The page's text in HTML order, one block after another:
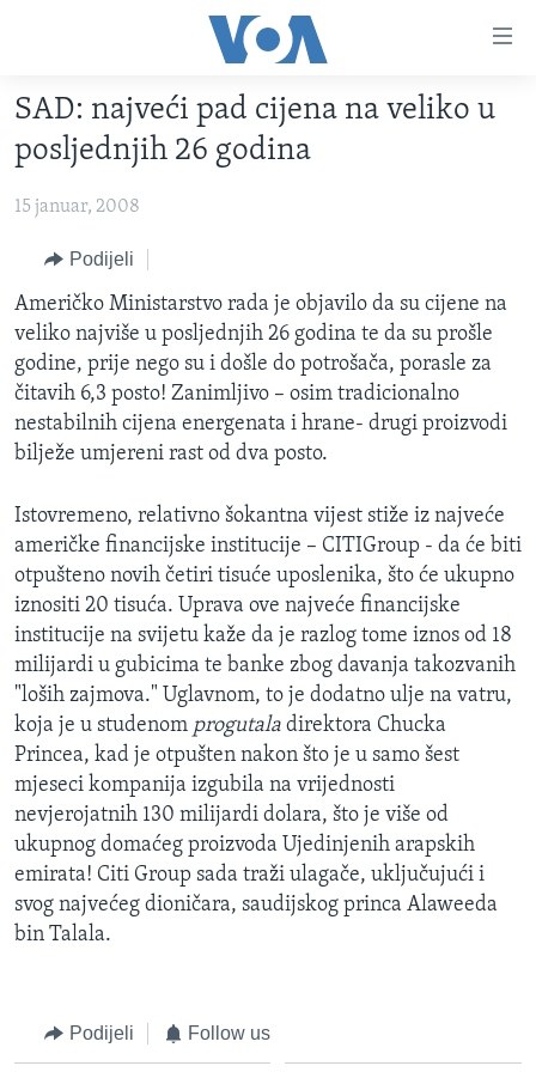
glavni
sadržaj
Pređi
na
navigaciju
Idi
na
pretragu
TV PROGRAM
VIDEO
FOTOGRAFIJE DANA
VIJESTI
SJEDINJENE AMERIČKE DRŽAVE
BOSNA I HERCEGOVINA
SVIJET
NAUKA I TEHNOLOGIJA
SPECIJALNI PROJEKTI
KORUPCIJA
SLOBODA MEDIJA
ŽENSKA STRANA
IZBJEGLIČKA STRANA
MAGAZIN
O GLASU AMERIKE
Learning English
PRATITE NAS
Jezici
SAD: najveći pad cijena na veliko u
posljednjih 26 godina
15 januar, 2008
Podijeli
Američko Ministarstvo rada je objavilo da su cijene na
veliko najviše u posljednjih 26 godina te da su prošle
godine, prije nego su i došle do potrošača, porasle za
čitavih 6,3 posto! Zanimljivo – osim tradicionalno
nestabilnih cijena energenata i hrane- drugi proizvodi
bilježe umjereni rast od dva posto.
Istovremeno, relativno šokantna vijest stiže iz najveće
američke financijske institucije – CITIGroup - da će biti
otpušteno novih četiri tisuće uposlenika, što će ukupno
iznositi 20 tisuća. Uprava ove najveće financijske
institucije na svijetu kaže da je razlog tome iznos od 18
milijardi u gubicima te banke zbog davanja takozvanih
"loših zajmova." Uglavnom, to je dodatno ulje na vatru,
koja je u studenom progutala direktora Chucka
Princea, kad je otpušten nakon što je u samo šest
mjeseci kompanija izgubila na vrijednosti
nevjerojatnih 130 milijardi dolara, što je više od
ukupnog domaćeg proizvoda Ujedinjenih arapskih
emirata! Citi Group sada traži ulagače, uključujući i
svog najvećeg dioničara, saudijskog princa Alaweeda
bin Talala.
Podijeli Follow us